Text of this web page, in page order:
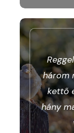
három
kettő
hány